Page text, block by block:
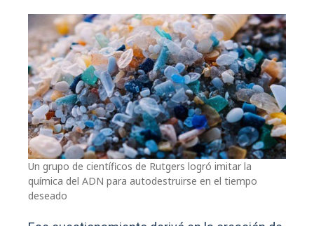
Un grupo de científicos de Rutgers logró imitar la
química del ADN para autodestruirse en el tiempo
deseado